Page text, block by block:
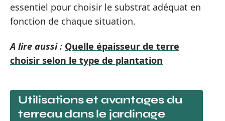
essentiel pour choisir le substrat adéquat en
fonction de chaque situation.
A lire aussi : Quelle épaisseur de terre
choisir selon le type de plantation
Utilisations et avantages du
terreau dans le jardinage